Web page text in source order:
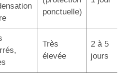
ponctuelle)
Très
élevée
2 à 5
jours